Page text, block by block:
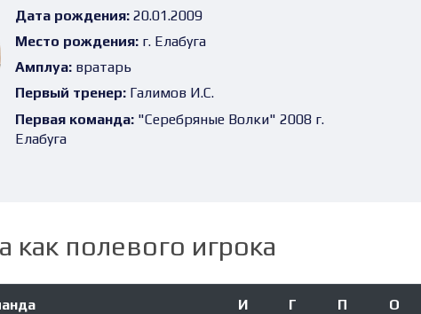
Дата рождения:20.01.2009
Место рождения:г. Елабуга
Амплуа:вратарь
Первый тренер:Галимов И.С.
Первая команда:"Серебряные Волки" 2008 г.
Елабуга
как полевого игрока
И Г П О